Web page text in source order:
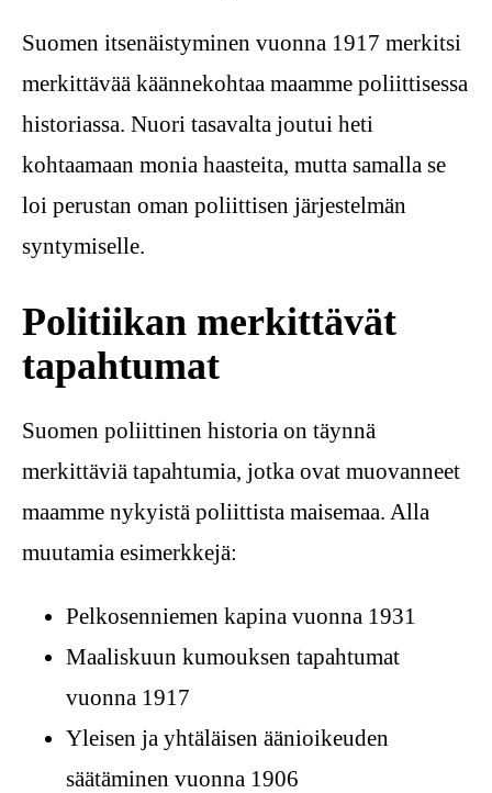
Suomen itsenäistyminen vuonna 1917 merkitsi
merkittävää käännekohtaa maamme poliittisessa
historiassa. Nuori tasavalta joutui heti
kohtaamaan monia haasteita, mutta samalla se
loi perustan oman poliittisen järjestelmän
syntymiselle.
Politiikan merkittävät
tapahtumat
Suomen poliittinen historia on täynnä
merkittäviä tapahtumia, jotka ovat muovanneet
maamme nykyistä poliittista maisemaa. Alla
muutamia esimerkkejä:
Pelkosenniemen kapina vuonna 1931
Maaliskuun kumouksen tapahtumat
vuonna 1917
Yleisen ja yhtäläisen äänioikeuden
säätäminen vuonna 1906